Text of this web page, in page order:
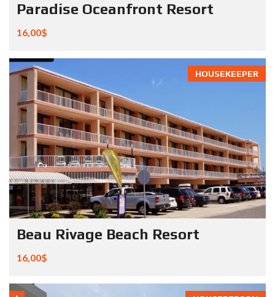
Paradise Oceanfront Resort
16,00$
HOUSEKEEPER
Beau Rivage Beach Resort
16,00$